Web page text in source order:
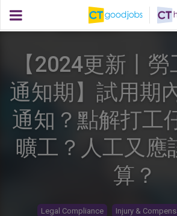
【2024更新丨勞
通知期】試用期
通知？點解打工
曠工？人工又應
算？
Legal Compliance Injury &